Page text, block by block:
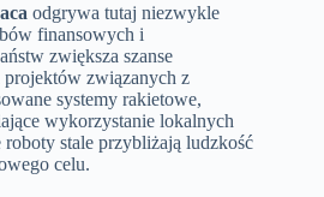
odgrywa tutaj niezwykle
finansowych i
zwiększa szanse
związanych z
systemy rakietowe,
wykorzystanie lokalnych
stale przybliżają ludzkość
celu.